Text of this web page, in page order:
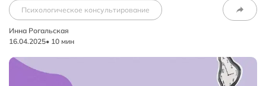
Инна Рогальская
16.04.2025• 10 мин
Психологическое консультирование